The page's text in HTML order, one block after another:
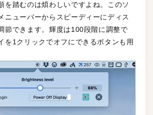
を踏むのは煩わしいですよね。このソ
ニューバーからスピーディーにディス
節できます。輝度は100段階に調整で
を1クリックでオフにできるボタンも用